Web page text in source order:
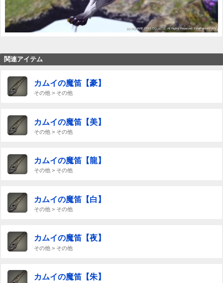
関連アイテム
カムイの魔笛【豪】
その他 > その他
カムイの魔笛【美】
その他 > その他
カムイの魔笛【龍】
その他 > その他
カムイの魔笛【白】
その他 > その他
カムイの魔笛【夜】
その他 > その他
カムイの魔笛【朱】